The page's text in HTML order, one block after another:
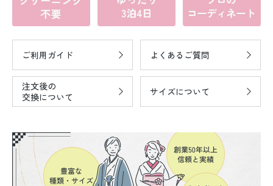
ご利用ガイド よくあるご質問
注文後の
交換について
サイズについて